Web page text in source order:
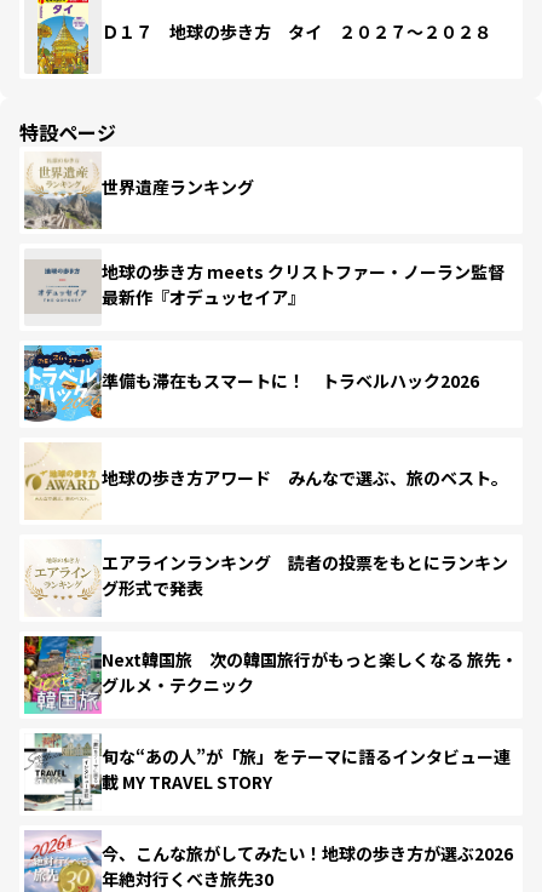
Ｄ１７ 地球の歩き方 タイ ２０２７～２０２８
特設ページ
世界遺産ランキング
地球の歩き方 meets クリストファー・ノーラン監督
最新作『オデュッセイア』
準備も滞在もスマートに！ トラベルハック2026
地球の歩き方アワード みんなで選ぶ、旅のベスト。
エアラインランキング 読者の投票をもとにランキン
グ形式で発表
Next韓国旅 次の韓国旅行がもっと楽しくなる 旅先・
グルメ・テクニック
旬な“あの人”が「旅」をテーマに語るインタビュー連
載 MY TRAVEL STORY
今、こんな旅がしてみたい！地球の歩き方が選ぶ2026
年絶対行くべき旅先30